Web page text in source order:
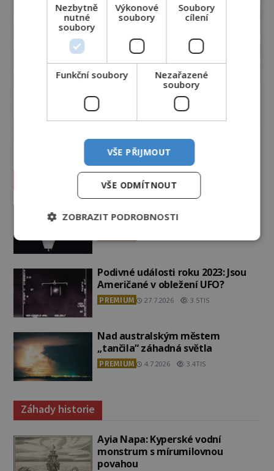
Vesmír a technologie
Marsu? Je na něm přeci jen voda?
Podivné události roku 2023: Jsou
Američané v obležení UFO?
PREMIUM 27.7.2026 3.5TIS
Nad australským městem
„tančila“ záhadná světla
PREMIUM 4.7.2026 3.4TIS
Záhady historie
Ayia Napa: Kyperské vodní
monstrum s mírumilovnou
povahou
Nezbytně
nutné
soubory
Výkonové
soubory
Soubory
cílení
Funkční soubory
Nezařazené
soubory
VŠE PŘIJMOUT
VŠE ODMÍTNOUT
ZOBRAZIT PODROBNOSTI